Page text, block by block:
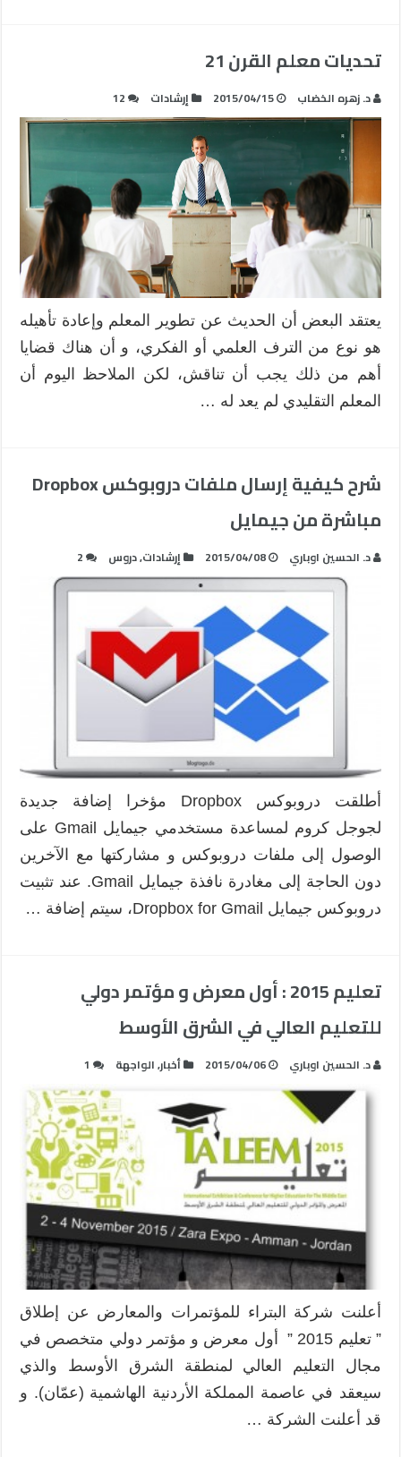
تحديات معلم القرن 21
د. زهره الخضاب 2015/04/15 إرشادات 12
يعتقد البعض أن الحديث عن تطوير المعلم وإعادة تأهيله
هو نوع من الترف العلمي أو الفكري، و أن هناك قضايا
أهم من ذلك يجب أن تناقش، لكن الملاحظ اليوم أن
المعلم التقليدي لم يعد له …
شرح كيفية إرسال ملفات دروبوكس Dropbox
مباشرة من جيمايل
د. الحسين اوباري 2015/04/08 إرشادات,دروس 2
أطلقت دروبوكس Dropbox مؤخرا إضافة جديدة
لجوجل كروم لمساعدة مستخدمي جيمايل Gmail على
الوصول إلى ملفات دروبوكس و مشاركتها مع الآخرين
دون الحاجة إلى مغادرة نافذة جيمايل Gmail. عند تثبيت
دروبوكس جيمايل Dropbox for Gmail، سيتم إضافة …
تعليم 2015 : أول معرض و مؤتمر دولي
للتعليم العالي في الشرق الأوسط
د. الحسين اوباري 2015/04/06 أخبار,الواجهة 1
أعلنت شركة البتراء للمؤتمرات والمعارض عن إطلاق
” تعليم 2015 ” أول معرض و مؤتمر دولي متخصص في
مجال التعليم العالي لمنطقة الشرق الأوسط والذي
سيعقد في عاصمة المملكة الأردنية الهاشمية (عمّان). و
قد أعلنت الشركة …